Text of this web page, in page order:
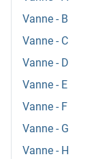
Vanne - B
Vanne - C
Vanne - D
Vanne - E
Vanne - F
Vanne - G
Vanne - H